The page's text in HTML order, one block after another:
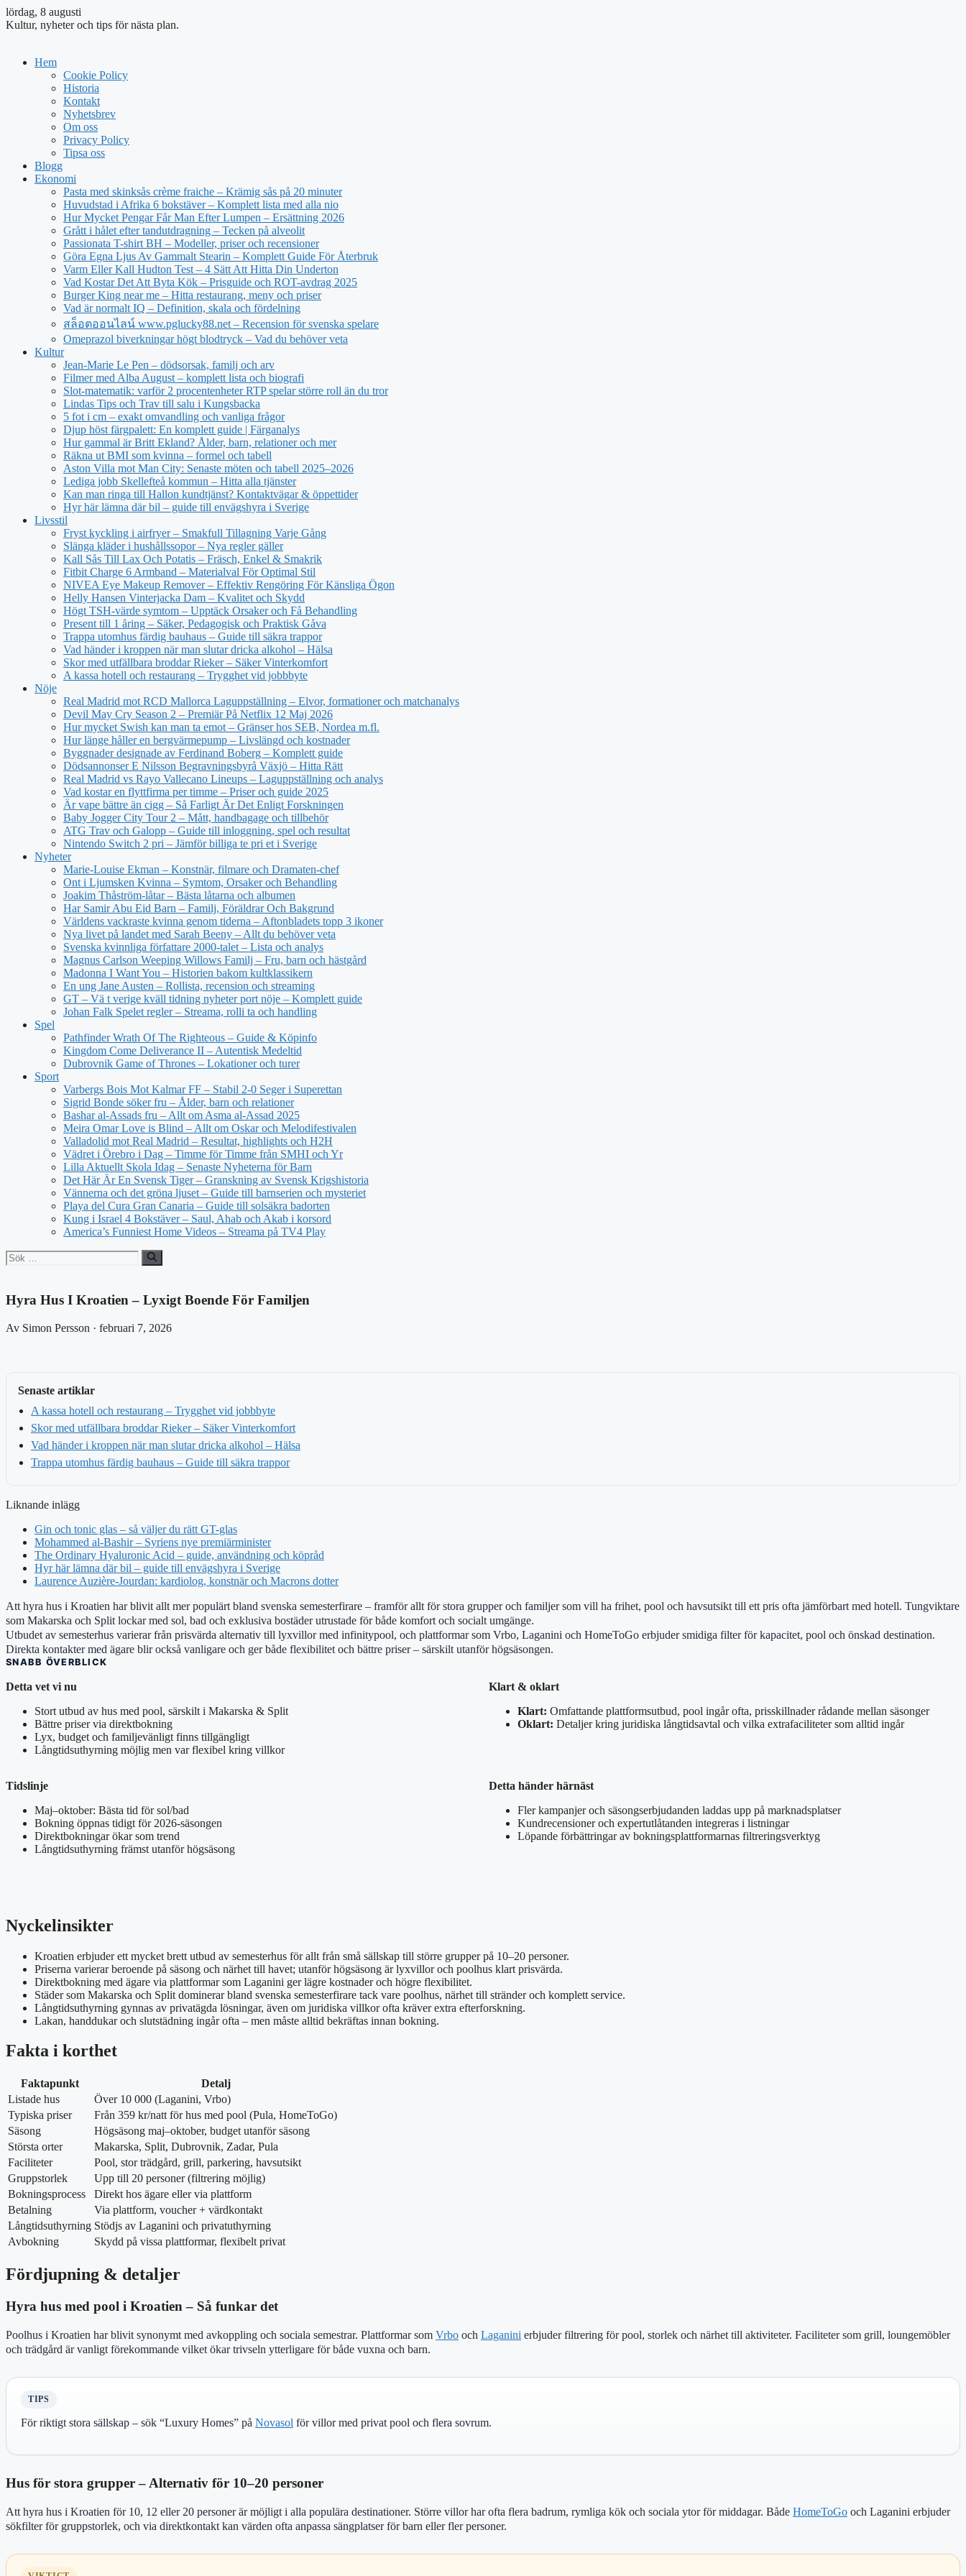
lördag, 8 augusti
Kultur, nyheter och tips för nästa plan.
Hem
Cookie Policy
Historia
Kontakt
Nyhetsbrev
Om oss
Privacy Policy
Tipsa oss
Blogg
Ekonomi
Pasta med skinksås crème fraiche – Krämig sås på 20 minuter
Huvudstad i Afrika 6 bokstäver – Komplett lista med alla nio
Hur Mycket Pengar Får Man Efter Lumpen – Ersättning 2026
Grått i hålet efter tandutdragning – Tecken på alveolit
Passionata T-shirt BH – Modeller, priser och recensioner
Göra Egna Ljus Av Gammalt Stearin – Komplett Guide För Återbruk
Varm Eller Kall Hudton Test – 4 Sätt Att Hitta Din Underton
Vad Kostar Det Att Byta Kök – Prisguide och ROT-avdrag 2025
Burger King near me – Hitta restaurang, meny och priser
Vad är normalt IQ – Definition, skala och fördelning
สล็อตออนไลน์ www.pglucky88.net – Recension för svenska spelare
Omeprazol biverkningar högt blodtryck – Vad du behöver veta
Kultur
Jean‑Marie Le Pen – dödsorsak, familj och arv
Filmer med Alba August – komplett lista och biografi
Slot-matematik: varför 2 procentenheter RTP spelar större roll än du tror
Lindas Tips och Trav till salu i Kungsbacka
5 fot i cm – exakt omvandling och vanliga frågor
Djup höst färgpalett: En komplett guide | Färganalys
Hur gammal är Britt Ekland? Ålder, barn, relationer och mer
Räkna ut BMI som kvinna – formel och tabell
Aston Villa mot Man City: Senaste möten och tabell 2025–2026
Lediga jobb Skellefteå kommun – Hitta alla tjänster
Kan man ringa till Hallon kundtjänst? Kontaktvägar & öppettider
Hyr här lämna där bil – guide till envägshyra i Sverige
Livsstil
Fryst kyckling i airfryer – Smakfull Tillagning Varje Gång
Slänga kläder i hushållssopor – Nya regler gäller
Kall Sås Till Lax Och Potatis – Fräsch, Enkel & Smakrik
Fitbit Charge 6 Armband – Materialval För Optimal Stil
NIVEA Eye Makeup Remover – Effektiv Rengöring För Känsliga Ögon
Helly Hansen Vinterjacka Dam – Kvalitet och Skydd
Högt TSH-värde symtom – Upptäck Orsaker och Få Behandling
Present till 1 åring – Säker, Pedagogisk och Praktisk Gåva
Trappa utomhus färdig bauhaus – Guide till säkra trappor
Vad händer i kroppen när man slutar dricka alkohol – Hälsa
Skor med utfällbara broddar Rieker – Säker Vinterkomfort
A kassa hotell och restaurang – Trygghet vid jobbbyte
Nöje
Real Madrid mot RCD Mallorca Laguppställning – Elvor, formationer och matchanalys
Devil May Cry Season 2 – Premiär På Netflix 12 Maj 2026
Hur mycket Swish kan man ta emot – Gränser hos SEB, Nordea m.fl.
Hur länge håller en bergvärmepump – Livslängd och kostnader
Byggnader designade av Ferdinand Boberg – Komplett guide
Dödsannonser E Nilsson Begravningsbyrå Växjö – Hitta Rätt
Real Madrid vs Rayo Vallecano Lineups – Laguppställning och analys
Vad kostar en flyttfirma per timme – Priser och guide 2025
Är vape bättre än cigg – Så Farligt Är Det Enligt Forskningen
Baby Jogger City Tour 2 – Mått, handbagage och tillbehör
ATG Trav och Galopp – Guide till inloggning, spel och resultat
Nintendo Switch 2 pri – Jämför billiga te pri et i Sverige
Nyheter
Marie-Louise Ekman – Konstnär, filmare och Dramaten-chef
Ont i Ljumsken Kvinna – Symtom, Orsaker och Behandling
Joakim Thåström-låtar – Bästa låtarna och albumen
Har Samir Abu Eid Barn – Familj, Föräldrar Och Bakgrund
Världens vackraste kvinna genom tiderna – Aftonbladets topp 3 ikoner
Nya livet på landet med Sarah Beeny – Allt du behöver veta
Svenska kvinnliga författare 2000-talet – Lista och analys
Magnus Carlson Weeping Willows Familj – Fru, barn och hästgård
Madonna I Want You – Historien bakom kultklassikern
En ung Jane Austen – Rollista, recension och streaming
GT – Vä t verige kväll tidning nyheter port nöje – Komplett guide
Johan Falk Spelet regler – Streama, rolli ta och handling
Spel
Pathfinder Wrath Of The Righteous – Guide & Köpinfo
Kingdom Come Deliverance II – Autentisk Medeltid
Dubrovnik Game of Thrones – Lokationer och turer
Sport
Varbergs Bois Mot Kalmar FF – Stabil 2-0 Seger i Superettan
Sigrid Bonde söker fru – Ålder, barn och relationer
Bashar al-Assads fru – Allt om Asma al-Assad 2025
Meira Omar Love is Blind – Allt om Oskar och Melodifestivalen
Valladolid mot Real Madrid – Resultat, highlights och H2H
Vädret i Örebro i Dag – Timme för Timme från SMHI och Yr
Lilla Aktuellt Skola Idag – Senaste Nyheterna för Barn
Det Här Är En Svensk Tiger – Granskning av Svensk Krigshistoria
Vännerna och det gröna ljuset – Guide till barnserien och mysteriet
Playa del Cura Gran Canaria – Guide till solsäkra badorten
Kung i Israel 4 Bokstäver – Saul, Ahab och Akab i korsord
America’s Funniest Home Videos – Streama på TV4 Play
Sök
efter:
Hyra Hus I Kroatien – Lyxigt Boende För Familjen
Av Simon Persson · februari 7, 2026
Senaste artiklar
A kassa hotell och restaurang – Trygghet vid jobbbyte
Skor med utfällbara broddar Rieker – Säker Vinterkomfort
Vad händer i kroppen när man slutar dricka alkohol – Hälsa
Trappa utomhus färdig bauhaus – Guide till säkra trappor
Liknande inlägg
Gin och tonic glas – så väljer du rätt GT-glas
Mohammed al-Bashir – Syriens nye premiärminister
The Ordinary Hyaluronic Acid – guide, användning och köpråd
Hyr här lämna där bil – guide till envägshyra i Sverige
Laurence Auzière-Jourdan: kardiolog, konstnär och Macrons dotter
Att hyra hus i Kroatien har blivit allt mer populärt bland svenska semesterfirare – framför allt för stora grupper och familjer som vill ha frihet, pool och havsutsikt till ett pris ofta jämförbart med hotell. Tungviktare
som Makarska och Split lockar med sol, bad och exklusiva bostäder utrustade för både komfort och socialt umgänge.
Utbudet av semesterhus varierar från prisvärda alternativ till lyxvillor med infinitypool, och plattformar som Vrbo, Laganini och HomeToGo erbjuder smidiga filter för kapacitet, pool och önskad destination.
Direkta kontakter med ägare blir också vanligare och ger både flexibilitet och bättre priser – särskilt utanför högsäsongen.
SNABB ÖVERBLICK
Detta vet vi nu
Stort utbud av hus med pool, särskilt i Makarska & Split
Bättre priser via direktbokning
Lyx, budget och familjevänligt finns tillgängligt
Långtidsuthyrning möjlig men var flexibel kring villkor
Klart & oklart
Klart: Omfattande plattformsutbud, pool ingår ofta, prisskillnader rådande mellan säsonger
Oklart: Detaljer kring juridiska långtidsavtal och vilka extrafaciliteter som alltid ingår
Tidslinje
Maj–oktober: Bästa tid för sol/bad
Bokning öppnas tidigt för 2026-säsongen
Direktbokningar ökar som trend
Långtidsuthyrning främst utanför högsäsong
Detta händer härnäst
Fler kampanjer och säsongserbjudanden laddas upp på marknadsplatser
Kundrecensioner och expertutlåtanden integreras i listningar
Löpande förbättringar av bokningsplattformarnas filtreringsverktyg
Nyckelinsikter
Kroatien erbjuder ett mycket brett utbud av semesterhus för allt från små sällskap till större grupper på 10–20 personer.
Priserna varierar beroende på säsong och närhet till havet; utanför högsäsong är lyxvillor och poolhus klart prisvärda.
Direktbokning med ägare via plattformar som Laganini ger lägre kostnader och högre flexibilitet.
Städer som Makarska och Split dominerar bland svenska semesterfirare tack vare poolhus, närhet till stränder och komplett service.
Långtidsuthyrning gynnas av privatägda lösningar, även om juridiska villkor ofta kräver extra efterforskning.
Lakan, handdukar och slutstädning ingår ofta – men måste alltid bekräftas innan bokning.
Fakta i korthet
Faktapunkt
Detalj
Listade hus
Över 10 000 (Laganini, Vrbo)
Typiska priser
Från 359 kr/natt för hus med pool (Pula, HomeToGo)
Säsong
Högsäsong maj–oktober, budget utanför säsong
Största orter
Makarska, Split, Dubrovnik, Zadar, Pula
Faciliteter
Pool, stor trädgård, grill, parkering, havsutsikt
Gruppstorlek
Upp till 20 personer (filtrering möjlig)
Bokningsprocess
Direkt hos ägare eller via plattform
Betalning
Via plattform, voucher + värdkontakt
Långtidsuthyrning Stödjs av Laganini och privatuthyrning
Avbokning
Skydd på vissa plattformar, flexibelt privat
Fördjupning & detaljer
Hyra hus med pool i Kroatien – Så funkar det
Poolhus i Kroatien har blivit synonymt med avkoppling och sociala semestrar. Plattformar som Vrbo och Laganini erbjuder filtrering för pool, storlek och närhet till aktiviteter. Faciliteter som grill, loungemöbler
och trädgård är vanligt förekommande vilket ökar trivseln ytterligare för både vuxna och barn.
TIPS
För riktigt stora sällskap – sök “Luxury Homes” på Novasol för villor med privat pool och flera sovrum.
Hus för stora grupper – Alternativ för 10–20 personer
Att hyra hus i Kroatien för 10, 12 eller 20 personer är möjligt i alla populära destinationer. Större villor har ofta flera badrum, rymliga kök och sociala ytor för middagar. Både HomeToGo och Laganini erbjuder
sökfilter för gruppstorlek, och via direktkontakt kan värden ofta anpassa sängplatser för barn eller fler personer.